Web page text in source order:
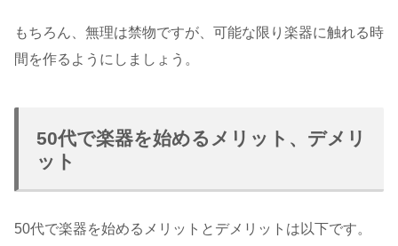
もちろん、無理は禁物ですが、可能な限り楽器に触れる時
間を作るようにしましょう。
50代で楽器を始めるメリット、デメリ
ット
50代で楽器を始めるメリットとデメリットは以下です。